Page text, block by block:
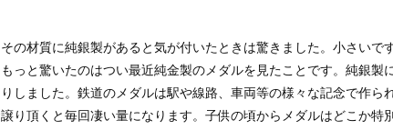
の材質に純銀製があると気が付いたときは驚きました。小さいで
っと驚いたのはつい最近純金製のメダルを見たことです。純銀製
しました。鉄道のメダルは駅や線路、車両等の様々な記念で作ら
り頂くと毎回凄い量になります。子供の頃からメダルはどこか特別